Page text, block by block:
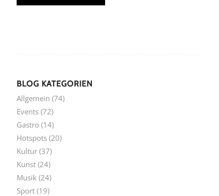
BLOG KATEGORIEN
Allgemein (74)
Events(72)
Gastro (14)
Hotspots(20)
Kultur(37)
Kunst(24)
Musik (24)
Sport(19)